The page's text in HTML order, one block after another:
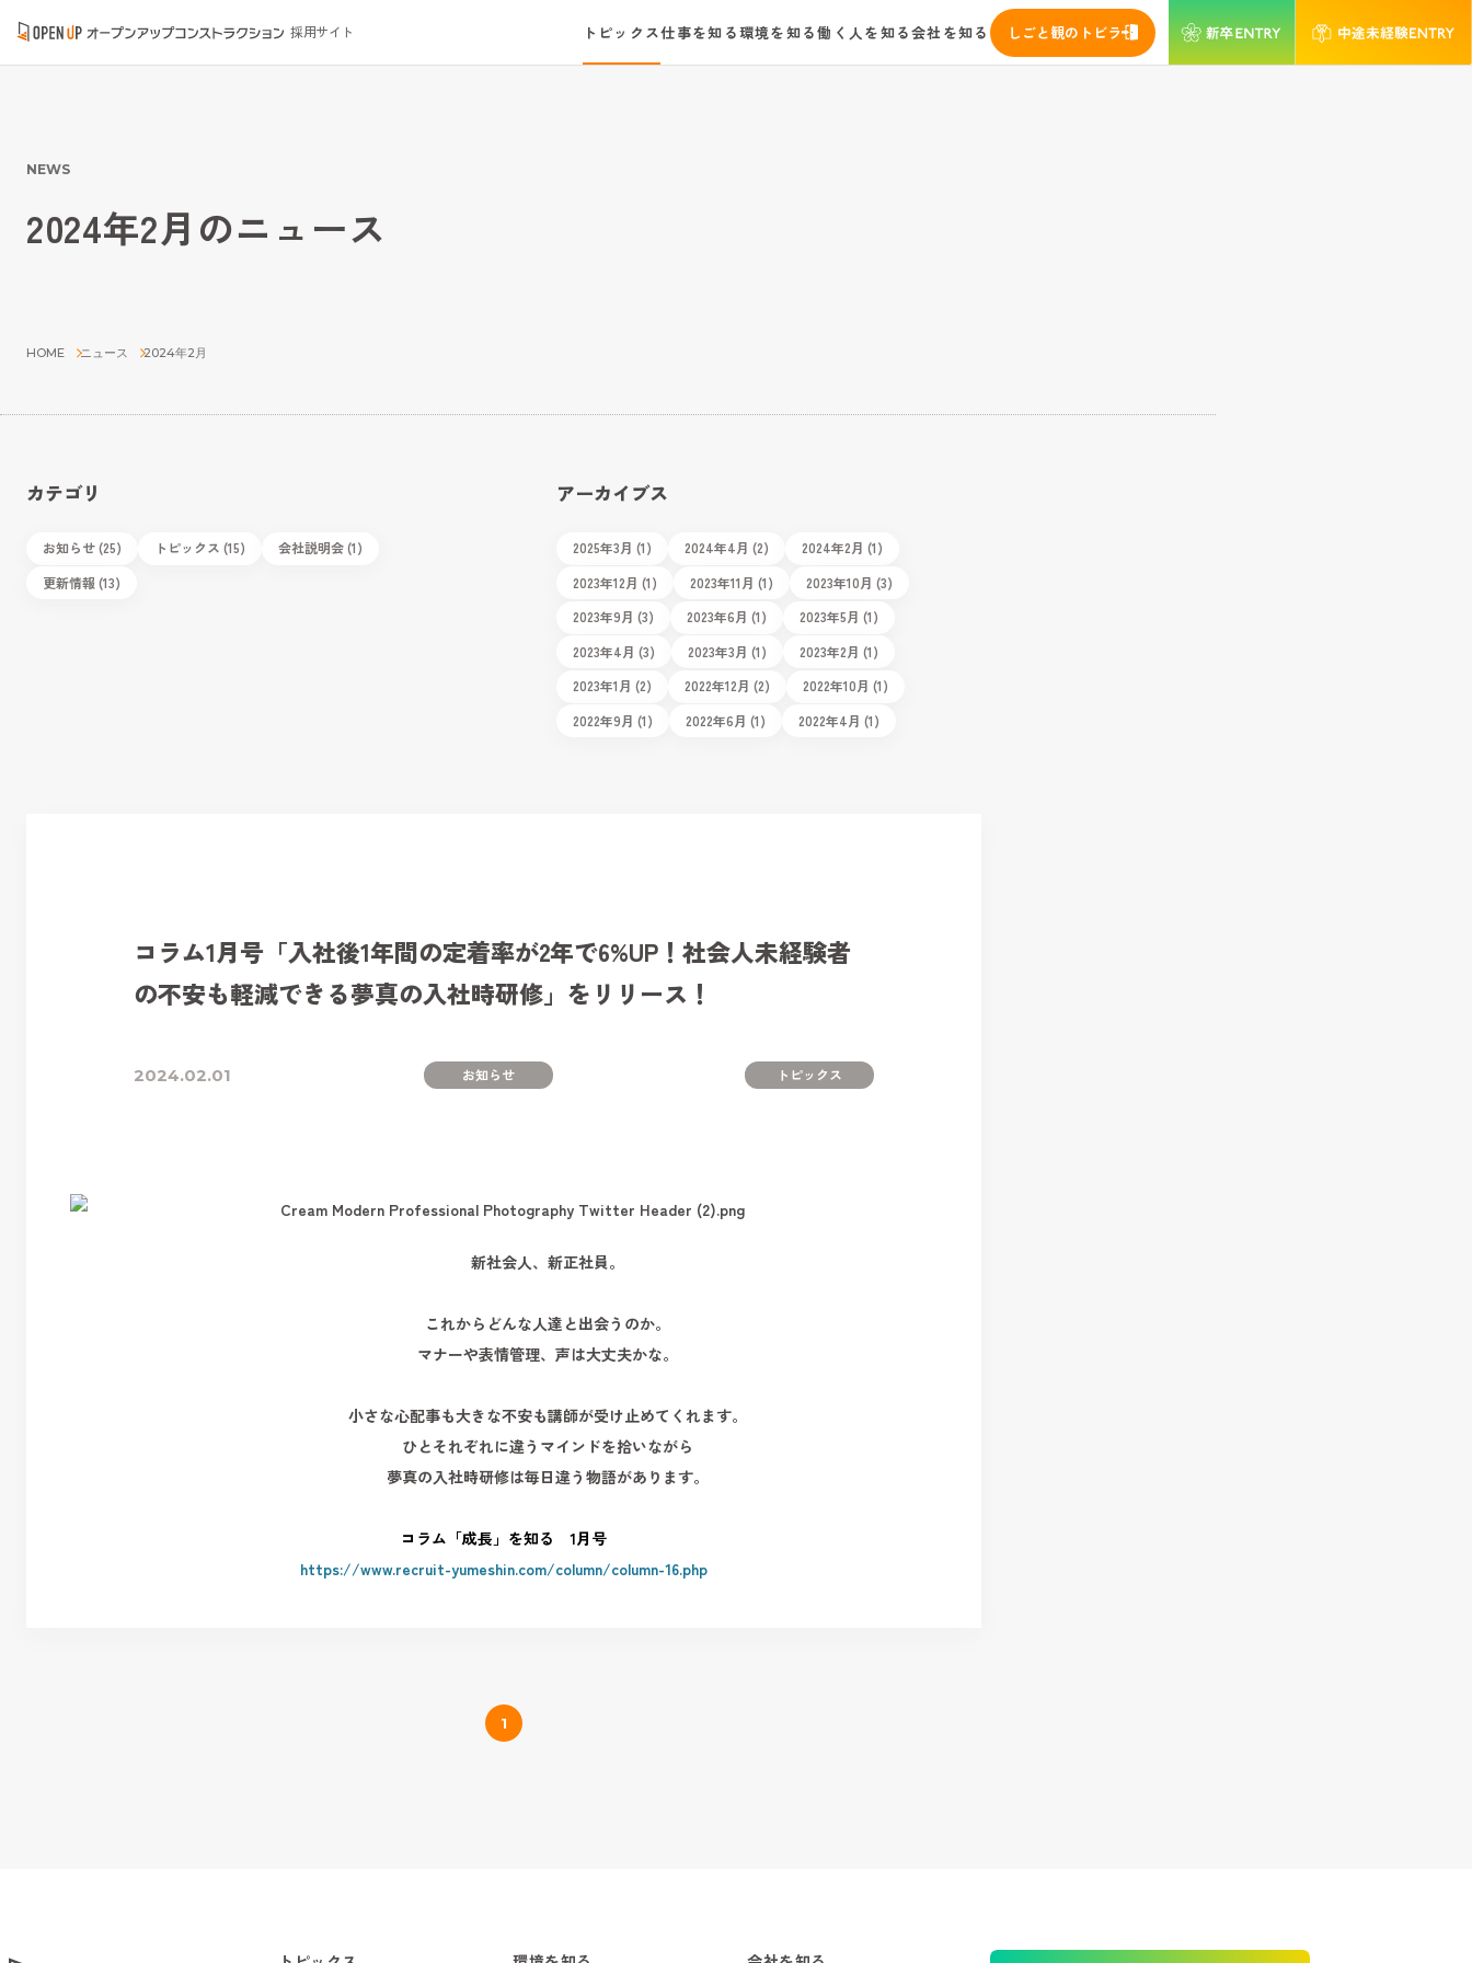
採用サイト トピックス仕事を知る環境を知る働く人を知る会社を知る しごと観のトビラ
NEWS
2024年2月のニュース
HOME ニュース 2024年2月
カテゴリ
お知らせ (25) トピックス (15)
会社説明会 (1)
更新情報 (13)
アーカイブス
2025年3月 (1) 2024年4月 (2)
2024年2月 (1)
2023年12月 (1)
2023年11月 (1)
2023年10月 (3)
2023年9月 (3)
2023年6月 (1)
2023年5月 (1)
2023年4月 (3)
2023年3月 (1)
2023年2月 (1)
2023年1月 (2)
2022年12月 (2)
2022年10月 (1)
2022年9月 (1)
2022年6月 (1) 2022年4月 (1)
コラム1月号「入社後1年間の定着率が2年で6%UP！社会人未経験者
の不安も軽減できる夢真の入社時研修」をリリース！
2024.02.01 お知らせ トピックス
新社会人、新正社員。
これからどんな人達と出会うのか。
マナーや表情管理、声は大丈夫かな。
小さな心配事も大きな不安も講師が受け止めてくれます。
ひとそれぞれに違うマインドを拾いながら
夢真の入社時研修は毎日違う物語があります。
コラム「成長」を知る 1月号
https://www.recruit-yumeshin.com/column/column-16.php
1